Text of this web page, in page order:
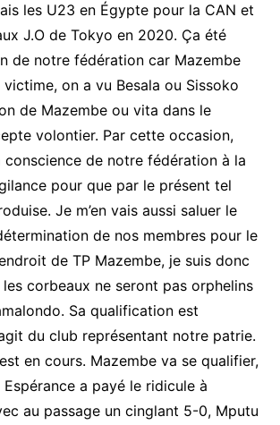
les U23 en Égypte pour la CAN et
J.O de Tokyo en 2020. Ça été
de notre fédération car Mazembe
on a vu Besala ou Sissoko
de Mazembe ou vita dans le
volontier. Par cette occasion,
conscience de notre fédération à la
pour que par le présent tel
Je m’en vais aussi saluer le
de nos membres pour le
de TP Mazembe, je suis donc
corbeaux ne seront pas orphelins
Sa qualification est
du club représentant notre patrie.
en cours. Mazembe va se qualifier,
a payé le ridicule à
au passage un cinglant 5-0, Mputu